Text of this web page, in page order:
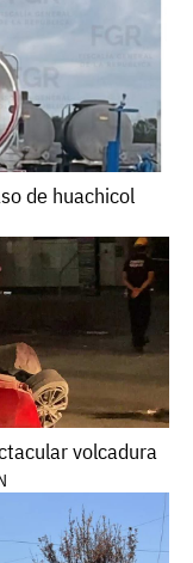
de huachicol
volcadura